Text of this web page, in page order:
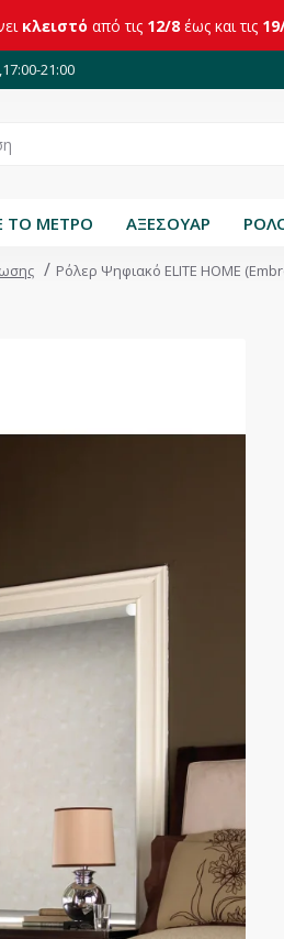
κλειστό από τις 12/8 έως και τις
21:00
ΤΟ ΜΕΤΡΟ ΑΞΕΣΟΥΑΡ
Ρόλερ Ψηφιακό ELITE HOME